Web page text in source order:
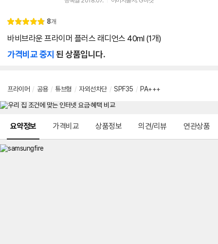
별
점
4.
리
8개
바비브라운 프라이머 플러스 래디언스 40ml (1개)
가격비교 중지 된 상품입니다.
프라이머 / 공용 / 튜브형 / 자외선차단 / SPF35 / PA+++
요약정보 가격비교 상품정보 의견/리뷰 연관상품